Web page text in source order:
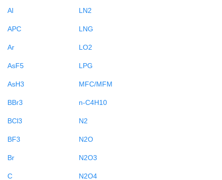
Al
APC
Ar
AsF5
AsH3
BBr3
BCl3
BF3
Br
C
LN2
LNG
LO2
LPG
MFC/MFM
n-C4H10
N2
N2O
N2O3
N2O4